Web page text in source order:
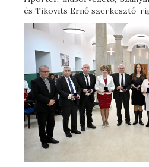
és Tikovits Ernő szerkesztő-